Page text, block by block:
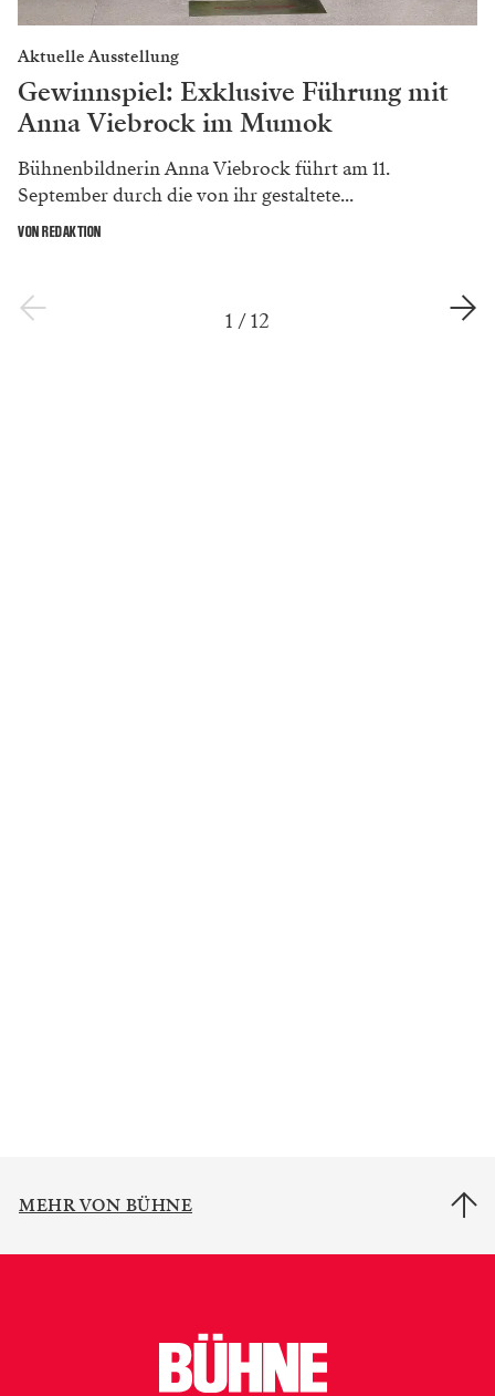
Aktuelle Ausstellung
Gewinnspiel: Exklusive Führung mit
Anna Viebrock im Mumok
Bühnenbildnerin Anna Viebrock führt am 11.
September durch die von ihr gestaltete...
VON REDAKTION
1 /12
MEHR VON BÜHNE